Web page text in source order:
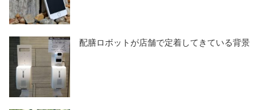
配膳ロボットが店舗で定着してきている背景